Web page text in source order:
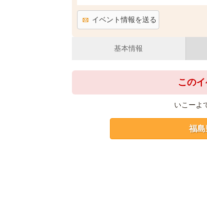
イベント情報を送る
基本情報
この
いこーよ
福